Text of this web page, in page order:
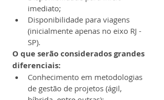
imediato;
Disponibilidade para viagens
(inicialmente apenas no eixo RJ -
SP).
O que serão considerados grandes
diferenciais:
Conhecimento em metodologias
de gestão de projetos (ágil,